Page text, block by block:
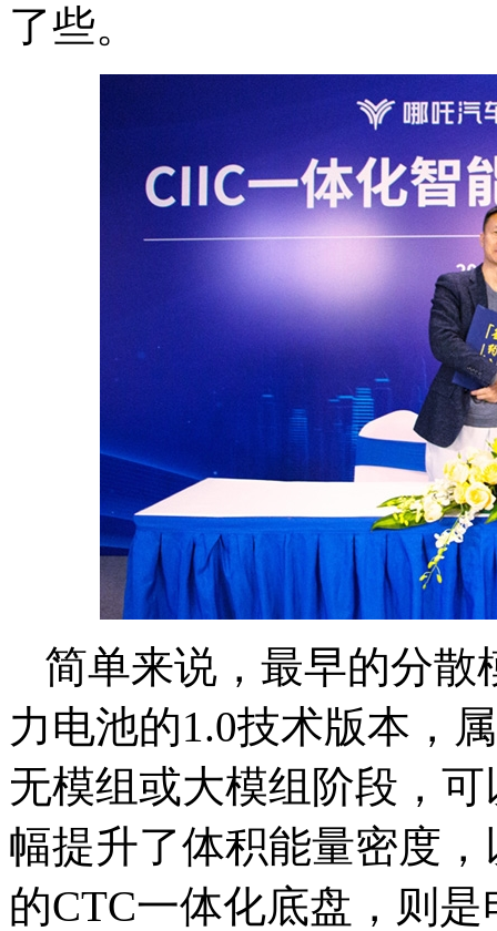
了些。
简单来说，最早的分散
力电池的1.0技术版本，
无模组或大模组阶段，
幅提升了体积能量密度
的CTC一体化底盘，则